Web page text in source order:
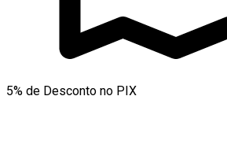
5% de Desconto no PIX